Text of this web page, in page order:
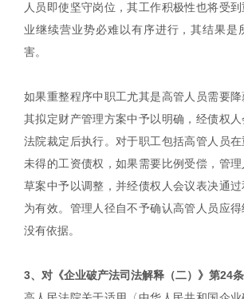
人员即使坚守岗位，其工作积极性也将受
业继续营业势必难以有序进行，其结果是
害。
如果重整程序中职工尤其是高管人员需要
其拟定财产管理方案中予以明确，经债权
法院裁定后执行。对于职工包括高管人员
未得的工资债权，如果需要比例受偿，管理
草案中予以调整，并经债权人会议表决通
为有效。管理人径自不予确认高管人员应得
没有依据。
3、对《企业破产法司法解释（二）》第24条